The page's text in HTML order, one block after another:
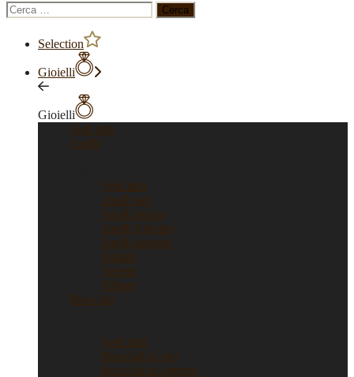
Ricerca
per:
Selection
Gioielli
Gioielli
Vedi tutti
Anelli
Vedi tutti
Anelli oro
Anelli fascia
Anelli Eternity
Anelli argento
Solitari
Verette
Trilogy
Bracciali
Vedi tutti
Bracciali in oro
Bracciali in argento